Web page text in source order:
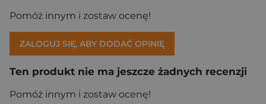
Pomóż innym i zostaw ocenę!
ZALOGUJ SIĘ, ABY DODAĆ OPINIĘ
Ten produkt nie ma jeszcze żadnych recenzji
Pomóż innym i zostaw ocenę!